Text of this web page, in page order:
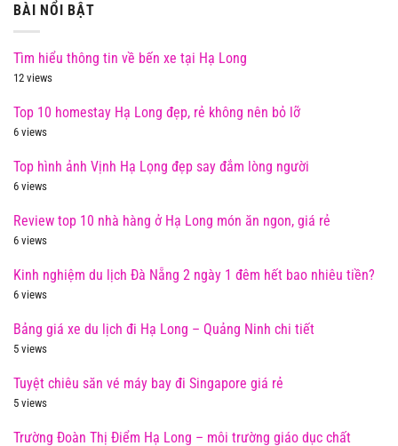
BÀI NỔI BẬT
Tìm hiểu thông tin về bến xe tại Hạ Long
12 views
Top 10 homestay Hạ Long đẹp, rẻ không nên bỏ lỡ
6 views
Top hình ảnh Vịnh Hạ Lọng đẹp say đắm lòng người
6 views
Review top 10 nhà hàng ở Hạ Long món ăn ngon, giá rẻ
6 views
Kinh nghiệm du lịch Đà Nẵng 2 ngày 1 đêm hết bao nhiêu tiền?
6 views
Bảng giá xe du lịch đi Hạ Long – Quảng Ninh chi tiết
5 views
Tuyệt chiêu săn vé máy bay đi Singapore giá rẻ
5 views
Trường Đoàn Thị Điểm Hạ Long – môi trường giáo dục chất